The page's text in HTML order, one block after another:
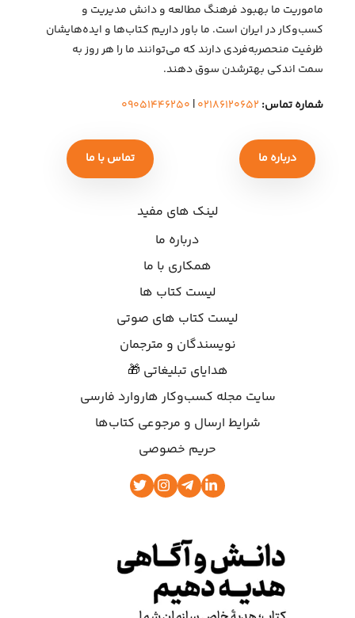
ماموریت ما بهبود فرهنگ مطالعه و دانش مدیریت و
کسب‌وکار در ایران است. ما باور داریم کتاب‌ها و ایده‌هایشان
ظرفیت منحصربه‌فردی دارند که می‌توانند ما را هر روز به
سمت اندکی بهتر‌شدن سوق دهند.
شماره تماس: ۰۲۱۸۶۱۲۰۶۵۲| ۰۹۰۵۱۴۴۶۲۵۰
درباره ما تماس با ما
لینک های مفید
درباره ما
همکاری با ما
لیست کتاب ها
لیست کتاب های صوتی
نویسندگان و مترجمان
هدایای تبلیغاتی 🎁
سایت مجله کسب‌وکار هاروارد فارسی
شرایط ارسال و مرجوعی کتاب‌ها
حریم خصوصی